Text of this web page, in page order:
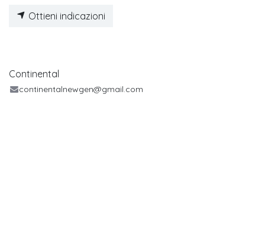
Ottieni indicazioni
Continental
continentalnewgen@gmail.com